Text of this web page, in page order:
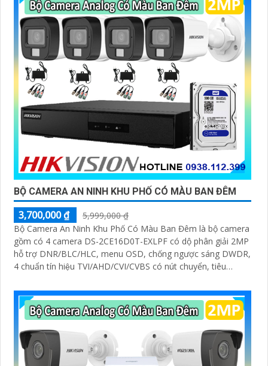
đáng tin cậy và tiết kiệm chi phí.
Camera của Hikvision được biết đến là một trong
những thương hiệu hàng đầu thế giới về giải pháp an
ninh video. Với các tính năng và công nghệ tiên tiến,
camera Hikvision không chỉchắc chắnchất lượng hình
ảnh sắc nét mà còn đem đến sự tin cậy và an toàn cho
dự án của quý vị.
Nếu quý vị quan tâm đến việc lắp đặt camera Hikvision
giá rẻ và chuyên nghiệp cho dự án của mình, chúng tôi
luôn sẵn lòng hỗ trợ và tư vấn cho quý vị.
BỘ CAMERA AN NINH KHU PHỐ CÓ MÀU BAN ĐÊM
3,700,000 ₫
5,999,000 ₫
Bộ Camera An Ninh Khu Phố Có Màu Ban Đêm là bộ camera
gồm có 4 camera DS-2CE16D0T-EXLPF có dộ phân giải 2MP
hỗ trợ DNR/BLC/HLC, menu OSD, chống ngược sáng DWDR,
4 chuẩn tín hiệu TVI/AHD/CVI/CVBS có nút chuyển, tiêu
của bạn sẽ được giám sát 24/7 đảm bảo được an ninh giúp
bạn thành khu phố văn hóa